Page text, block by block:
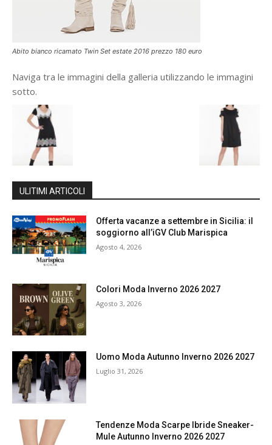
Abito bianco ricamato Twin Set estate 2016 prezzo 180 euro
Naviga tra le immagini della galleria utilizzando le immagini
sotto.
ULITIMI ARTICOLI
Offerta vacanze a settembre in Sicilia: il
soggiorno all’iGV Club Marispica
Agosto 4, 2026
Colori Moda Inverno 2026 2027
Agosto 3, 2026
Uomo Moda Autunno Inverno 2026 2027
Luglio 31, 2026
Tendenze Moda Scarpe Ibride Sneaker-
Mule Autunno Inverno 2026 2027